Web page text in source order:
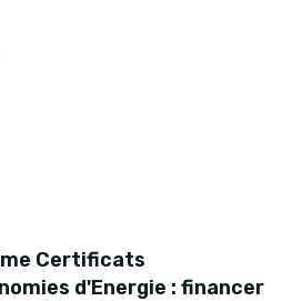
Certificats
d'Energie : financer